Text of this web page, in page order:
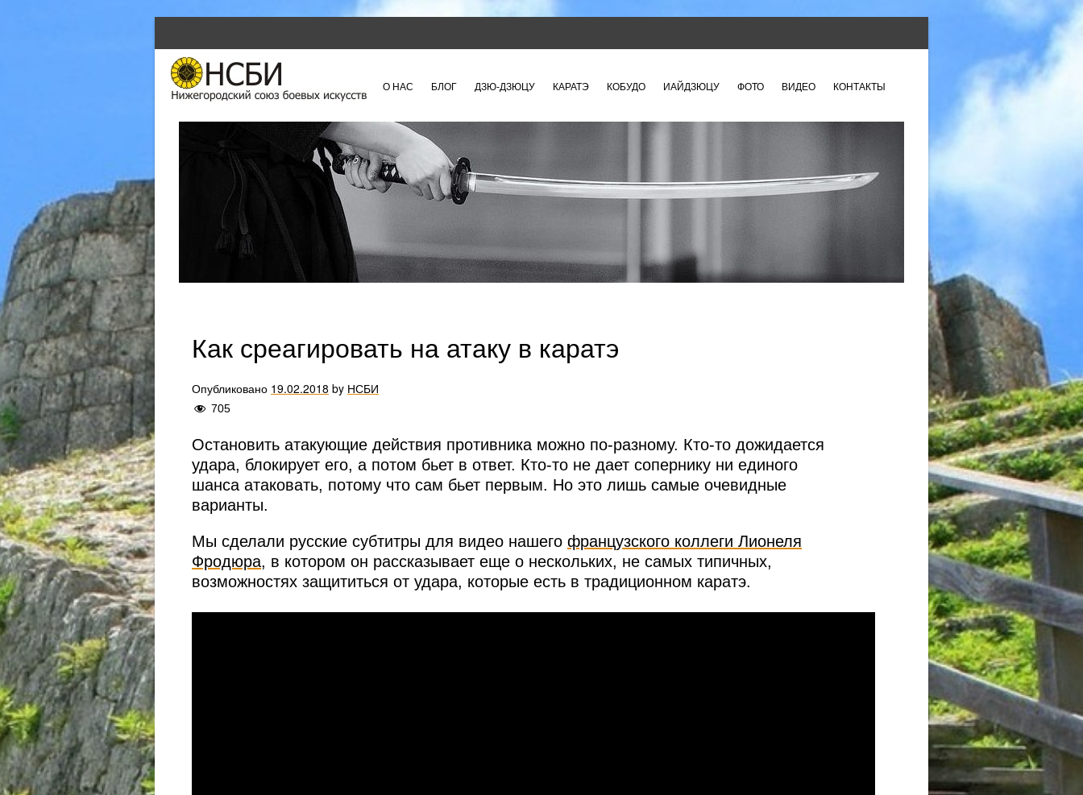
Menu
SKIP TO CONTENT
О НАС
БЛОГ ДЗЮ-ДЗЮЦУ КАРАТЭ КОБУДО ИАЙДЗЮЦУ ФОТО ВИДЕО КОНТАКТЫ
Как среагировать на атаку в каратэ
Опубликовано 19.02.2018 by НСБИ
705
Остановить атакующие действия противника можно по-разному. Кто-то дожидается
удара, блокирует его, а потом бьет в ответ. Кто-то не дает сопернику ни единого
шанса атаковать, потому что сам бьет первым. Но это лишь самые очевидные
варианты.
Мы сделали русские субтитры для видео нашегофранцузского коллеги Лионеля
Фродюра, в котором он рассказывает еще о нескольких, не самых типичных,
возможностях защититься от удара, которые есть в традиционном каратэ.